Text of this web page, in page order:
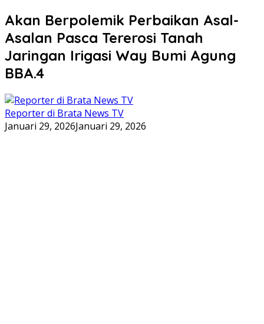
Akan Berpolemik Perbaikan Asal-
Asalan Pasca Tererosi Tanah
Jaringan Irigasi Way Bumi Agung
BBA.4
Reporter di Brata News TV
Januari 29, 2026Januari 29, 2026